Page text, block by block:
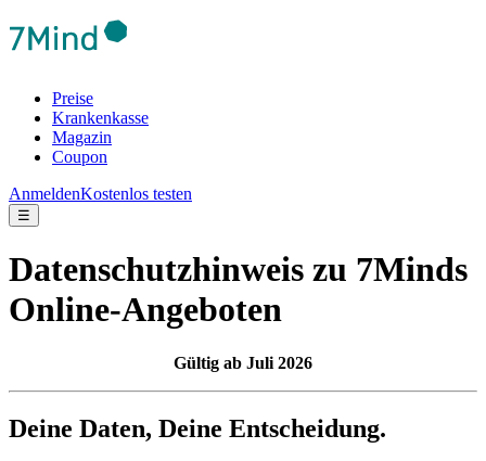
Preise
Krankenkasse
Magazin
Coupon
AnmeldenKostenlos testen
☰
Datenschutzhinweis zu 7Minds
Online-Angeboten
Gültig ab Juli 2026
Deine Daten, Deine Entscheidung.